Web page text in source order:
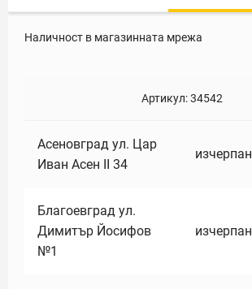
Наличност в магазинната мрежа
Артикул:34542
Асеновград ул. Цар
Иван Асен II 34
изчерпан
Благоевград ул.
Димитър Йосифов
№1
изчерпан